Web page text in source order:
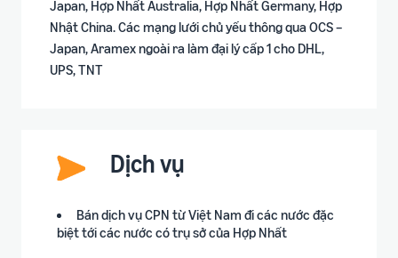
Japan, Hợp Nhất Australia, Hợp Nhất Germany, Hợp
Nhật China. Các mạng lưới chủ yếu thông qua OCS –
Japan, Aramex ngoài ra làm đại lý cấp 1 cho DHL,
UPS, TNT
Dịch vụ
Bán dịch vụ CPN từ Việt Nam đi các nước đặc
biệt tới các nước có trụ sở của Hợp Nhất